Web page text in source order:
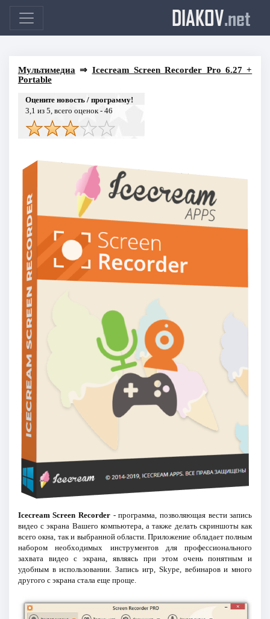
DIAKOV.net
Мультимедиа ⇒ Icecream Screen Recorder Pro 6.27 +
Portable
Оцените новость / программу!
3,1 из 5, всего оценок - 46
Icecream Screen Recorder - программа, позволяющая вести запись
видео с экрана Вашего компьютера, а также делать скриншоты как
всего окна, так и выбранной области. Приложение обладает полным
набором необходимых инструментов для профессионального
захвата видео с экрана, являясь при этом очень понятным и
удобным в использовании. Запись игр, Skype, вебинаров и много
другого с экрана стала еще проще.